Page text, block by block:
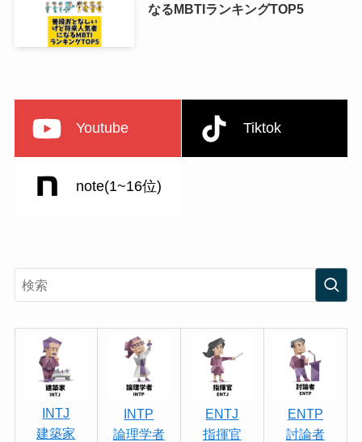
なるMBTIランキングTOP5
Youtube Tiktok
note(1~16位)
INTJ
建築家
INTP
論理学者
ENTJ
指揮官
ENTP
討論者